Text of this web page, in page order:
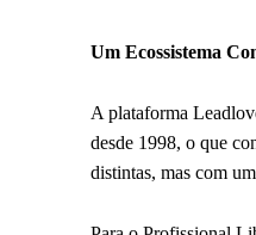
Um Ecossistema
A plataforma
desde 1998, o que
distintas, mas com